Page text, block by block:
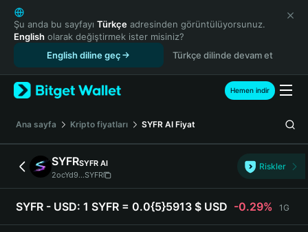
English
日本語
Tiếng Việt
Español (Latinoamérica)
Türkçe
Français
Deutsch
繁體中文
Português (Portugal)
Bahasa Indonesia
ภาษาไทย
Şu anda bu sayfayı Türkçe adresinden görüntülüyorsunuz.
English olarak değiştirmek ister misiniz?
English diline geç
Türkçe dilinde devam et
Hemen indir
Ana sayfa Kripto fiyatları SYFR AI Fiyat
SYFRSYFR AI
2ocYd9...SYFR
Riskler
SYFR - USD: 1 SYFR = 0.0{5}5913 $ USD -0.29% 1G